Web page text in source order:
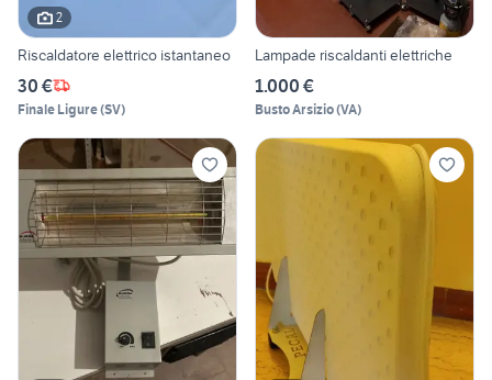
2
Riscaldatore elettrico istantaneo
30 €
Finale Ligure(SV)
Lampade riscaldanti elettriche
1.000 €
Busto Arsizio(VA)